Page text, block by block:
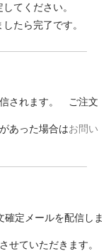
てください。
たら完了です。
信されます。 ご注文
あった場合はお問い
定メールを配信しま
せていただきます。